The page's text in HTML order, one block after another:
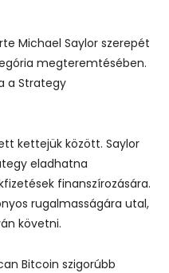
Michael Saylor szerepét
megteremtésében.
a Strategy
kettejük között. Saylor
eladhatna
finanszírozására.
rugalmasságára utal,
követni.
Bitcoin szigorúbb